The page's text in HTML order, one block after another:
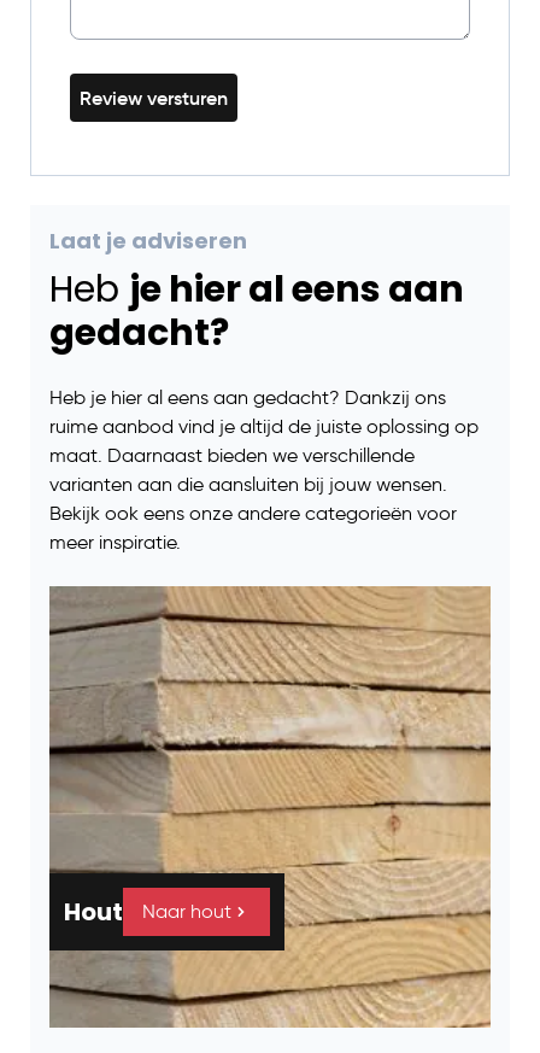
Review versturen
Laat je adviseren
Heb je hier al eens aan
gedacht?
Heb je hier al eens aan gedacht? Dankzij ons
ruime aanbod vind je altijd de juiste oplossing op
maat. Daarnaast bieden we verschillende
varianten aan die aansluiten bij jouw wensen.
Bekijk ook eens onze andere categorieën voor
meer inspiratie.
Hout Naar hout